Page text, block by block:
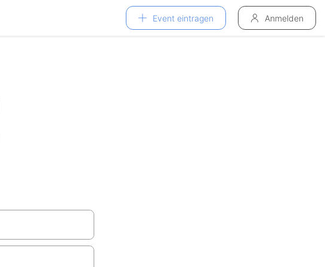
Event eintragen Anmelden